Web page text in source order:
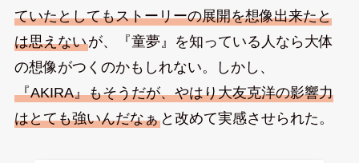
ていたとしてもストーリーの展開を想像出来たと
は思えないが、『童夢』を知っている人なら大体
の想像がつくのかもしれない。しかし、
『AKIRA』もそうだが、やはり大友克洋の影響力
はとても強いんだなぁと改めて実感させられた。